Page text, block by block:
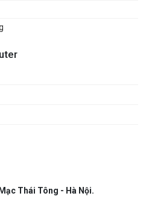
Thái Tông - Hà Nội.